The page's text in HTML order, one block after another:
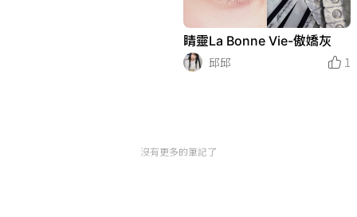
睛靈La Bonne Vie-傲嬌灰
邱邱
1
沒有更多的筆記了